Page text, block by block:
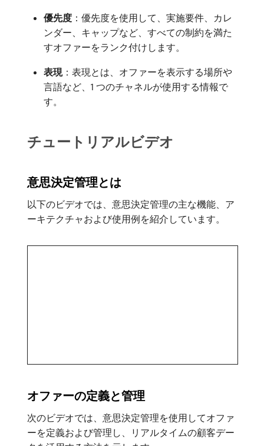
優先度 ：優先度を使用して、実施要件、カレ
ンダー、キャップなど、すべての制約を満た
すオファーをランク付けします。
表現：表現とは、オファーを表示する場所や
言語など、1 つのチャネルが使用する情報で
す。
チュートリアルビデオ
意思決定管理とは
以下のビデオでは、意思決定管理の主な機能、ア
ーキテクチャおよび使用例を紹介しています。
オファーの定義と管理
次のビデオでは、意思決定管理を使用してオファ
ーを定義および管理し、リアルタイムの顧客デー